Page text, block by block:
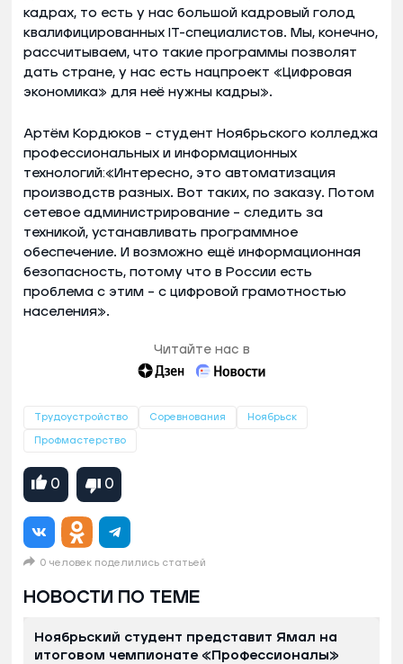
кадрах, то есть у нас большой кадровый голод
квалифицированных IT-специалистов. Мы, конечно,
рассчитываем, что такие программы позволят
дать стране, у нас есть нацпроект «Цифровая
экономика» для неё нужны кадры».
Артём Кордюков – студент Ноябрьского колледжа
профессиональных и информационных
технологий:«Интересно, это автоматизация
производств разных. Вот таких, по заказу. Потом
сетевое администрирование – следить за
техникой, устанавливать программное
обеспечение. И возможно ещё информационная
безопасность, потому что в России есть
проблема с этим – с цифровой грамотностью
населения».
Читайте нас в
Трудоустройство Соревнования Ноябрьск
Профмастерство
0 0
0 человек поделились статьей
НОВОСТИ ПО ТЕМЕ
Ноябрьский студент представит Ямал на
итоговом чемпионате «Профессионалы»